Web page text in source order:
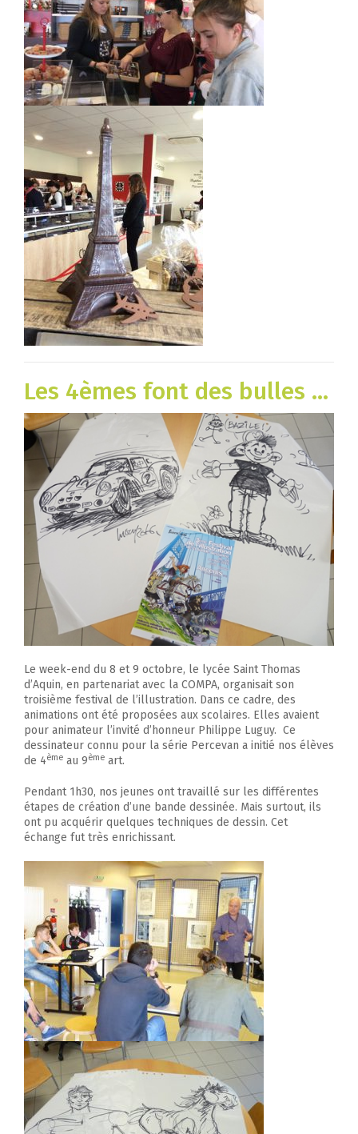
Les 4èmes font des bulles …
Le week-end du 8 et 9 octobre, le lycée Saint Thomas
d’Aquin, en partenariat avec la COMPA, organisait son
troisième festival de l’illustration. Dans ce cadre, des
animations ont été proposées aux scolaires. Elles avaient
pour animateur l’invité d’honneur Philippe Luguy. Ce
dessinateur connu pour la série Percevan a initié nos élèves
de 4ème au 9ème art.
Pendant 1h30, nos jeunes ont travaillé sur les différentes
étapes de création d’une bande dessinée. Mais surtout, ils
ont pu acquérir quelques techniques de dessin. Cet
échange fut très enrichissant.